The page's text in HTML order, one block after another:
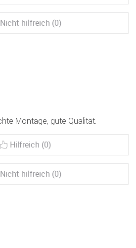
Nicht hilfreich (0)
Montage, gute Qualität.
Hilfreich (0)
Nicht hilfreich (0)